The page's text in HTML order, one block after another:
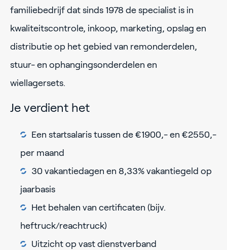
familiebedrijf dat sinds 1978 de specialist is in
kwaliteitscontrole, inkoop, marketing, opslag en
distributie op het gebied van remonderdelen,
stuur- en ophangingsonderdelen en
wiellagersets.
Je verdient het
Een startsalaris tussen de €1900,- en €2550,-
per maand
30 vakantiedagen en 8,33% vakantiegeld op
jaarbasis
Het behalen van certificaten (bijv.
heftruck/reachtruck)
Uitzicht op vast dienstverband